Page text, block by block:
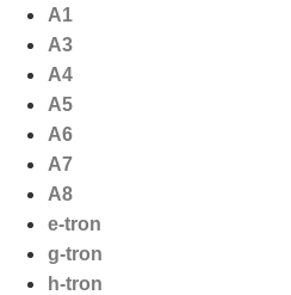
naar
inhoud
A1
A3
A4
A5
A6
A7
A8
e-tron
g-tron
h-tron